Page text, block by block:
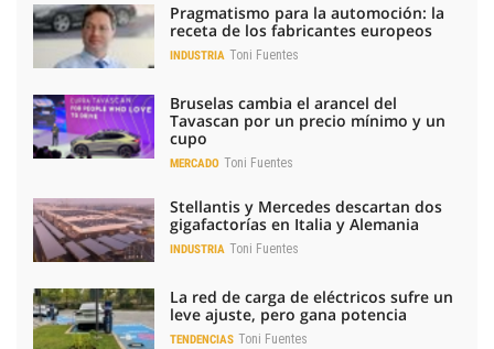
Pragmatismo para la automoción: la
receta de los fabricantes europeos
INDUSTRIA Toni Fuentes
Bruselas cambia el arancel del
Tavascan por un precio mínimo y un
cupo
MERCADO Toni Fuentes
Stellantis y Mercedes descartan dos
gigafactorías en Italia y Alemania
INDUSTRIA Toni Fuentes
La red de carga de eléctricos sufre un
leve ajuste, pero gana potencia
TENDENCIAS Toni Fuentes